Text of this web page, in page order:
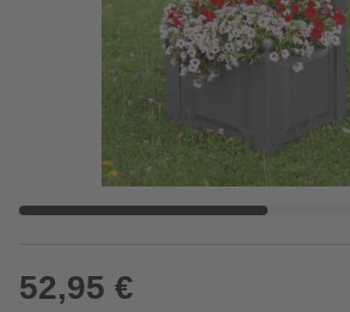
52,95 €